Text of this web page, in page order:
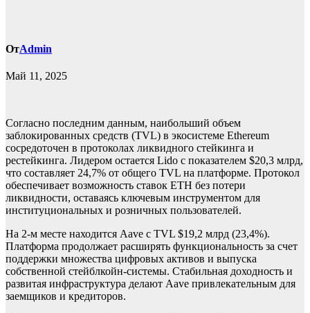
ОтAdmin
Май 11, 2025
Согласно последним данным, наибольший объем
заблокированных средств (TVL) в экосистеме Ethereum
сосредоточен в протоколах ликвидного стейкинга и
рестейкинга. Лидером остается Lido с показателем $20,3 млрд,
что составляет 24,7% от общего TVL на платформе. Протокол
обеспечивает возможность ставок ETH без потери
ликвидности, оставаясь ключевым инструментом для
институциональных и розничных пользователей.
На 2-м месте находится Aave с TVL $19,2 млрд (23,4%).
Платформа продолжает расширять функциональность за счет
поддержки множества цифровых активов и выпуска
собственной стейблкойн-системы. Стабильная доходность и
развитая инфраструктура делают Aave привлекательным для
заемщиков и кредиторов.